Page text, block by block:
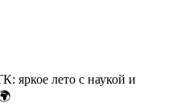
яркое лето с наукой и